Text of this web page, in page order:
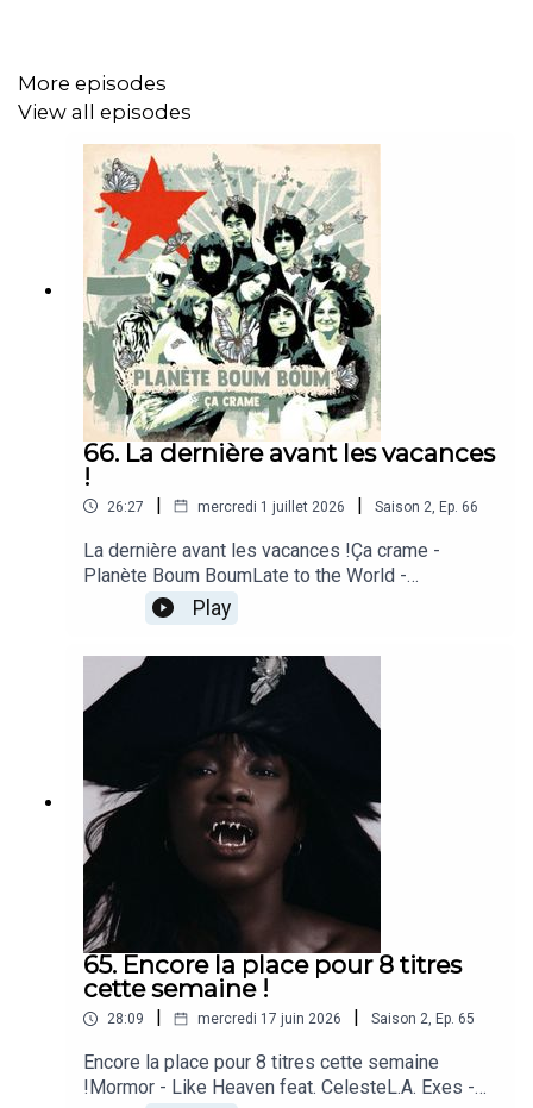
More episodes
View all episodes
66. La dernière avant les vacances
!
26:27 | mercredi 1 juillet 2026 | Saison 2, Ep. 66
La dernière avant les vacances !Ça crame -
Planète Boum BoumLate to the World -
IDEREisbär - GrauzoneCould Be - Alela
Dianelinknb - KelelaA War Is Coming - Jeanne
AddedYou & We - José González
Play
65. Encore la place pour 8 titres
cette semaine !
28:09 | mercredi 17 juin 2026 | Saison 2, Ep. 65
Encore la place pour 8 titres cette semaine
!Mormor - Like Heaven feat. CelesteL.A. Exes -